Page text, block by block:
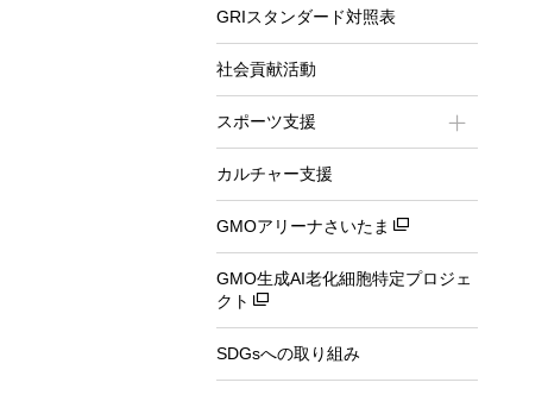
GRIスタンダード対照表
社会貢献活動
スポーツ支援
カルチャー支援
GMOアリーナさいたま
GMO生成AI老化細胞特定プロジェ
クト
SDGsへの取り組み